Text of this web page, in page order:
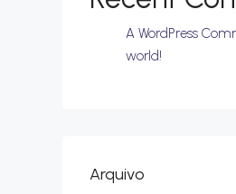
A WordPress
world!
Arquivo